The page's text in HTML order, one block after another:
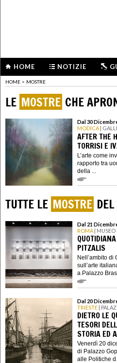
HOME NOTIZIE
HOME > MOSTRE
LE MOSTRE CHE
Dal 30
MODICA |
AFTER THE
TORRISI E
L’arte come
rapporto tra
della ...
TUTTE LE MOSTRE
Dal 21
ROMA | MUSEO
PITZALIS
Nell’ambito di
sull’arte
a Palazzo
Dal 20
TRIESTE |
DIETRO LE
TESORI
STORIA ED
Venerdì 20
di Palazzo
alle Politiche